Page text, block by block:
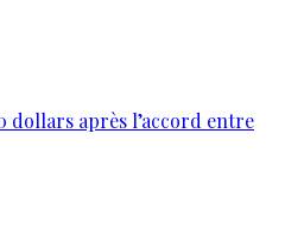
dollars après l’accord entre